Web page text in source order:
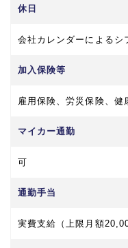
休日
会社カレンダーによるシ
加入保険等
雇用保険、労災保険、健
マイカー通勤
可
通勤手当
実費支給（上限月額